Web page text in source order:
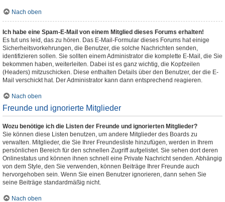
Nach oben
Ich habe eine Spam-E-Mail von einem Mitglied dieses Forums erhalten!
Es tut uns leid, das zu hören. Das E-Mail-Formular dieses Forums hat einige
Sicherheitsvorkehrungen, die Benutzer, die solche Nachrichten senden,
identifizieren sollen. Sie sollten einem Administrator die komplette E-Mail, die Sie
bekommen haben, weiterleiten. Dabei ist es ganz wichtig, die Kopfzeilen
(Headers) mitzuschicken. Diese enthalten Details über den Benutzer, der die E-
Mail verschickt hat. Der Administrator kann dann entsprechend reagieren.
Nach oben
Freunde und ignorierte Mitglieder
Wozu benötige ich die Listen der Freunde und ignorierten Mitglieder?
Sie können diese Listen benutzen, um andere Mitglieder des Boards zu
verwalten. Mitglieder, die Sie Ihrer Freundesliste hinzufügen, werden in Ihrem
persönlichen Bereich für den schnellen Zugriff aufgelistet. Sie sehen dort deren
Onlinestatus und können ihnen schnell eine Private Nachricht senden. Abhängig
von dem Style, den Sie verwenden, können Beiträge Ihrer Freunde auch
hervorgehoben sein. Wenn Sie einen Benutzer ignorieren, dann sehen Sie
seine Beiträge standardmäßig nicht.
Nach oben